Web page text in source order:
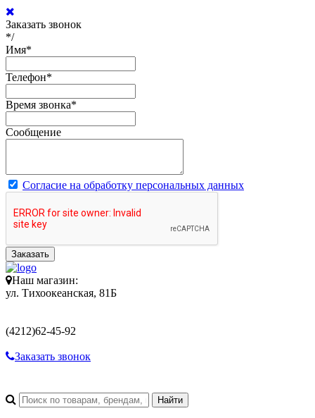
Заказать звонок
*/
Имя*
Телефон*
Время звонка*
Сообщение
Согласие на обработку персональных данных
Заказать
Наш магазин:
ул. Тихоокеанская, 81Б
(4212)62-45-92
Заказать звонок